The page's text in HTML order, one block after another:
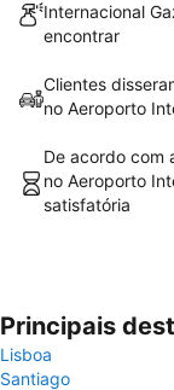
Internacional
encontrar
Clientes
no Aeroporto
De acordo com
no Aeroporto
satisfatória
Principais
Lisboa
Santiago